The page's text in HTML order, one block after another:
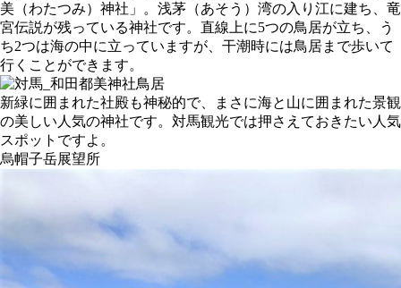
美（わたつみ）神社」。浅茅（あそう）湾の入り江に建ち、竜
宮伝説が残っている神社です。直線上に5つの鳥居が立ち、う
ち2つは海の中に立っていますが、干潮時には鳥居まで歩いて
行くことができます。
新緑に囲まれた社殿も神秘的で、まさに海と山に囲まれた景観
の美しい人気の神社です。対馬観光では押さえておきたい人気
スポットですよ。
烏帽子岳展望所